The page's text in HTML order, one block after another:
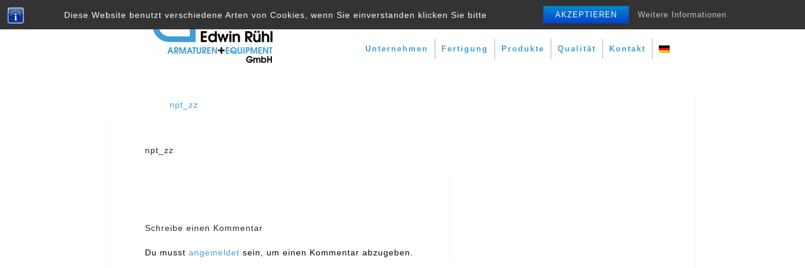
Diese Website benutzt verschiedene Arten von Cookies, wenn Sie einverstanden klicken Sie bitte AKZEPTIEREN Weitere Informationen
Skip
Unternehmen Fertigung Produkte Qualität Kontakt
npt_zz
Beitragsnavigation
npt_zz
Schreibe einen Kommentar
Du musst angemeldet sein, um einen Kommentar abzugeben.